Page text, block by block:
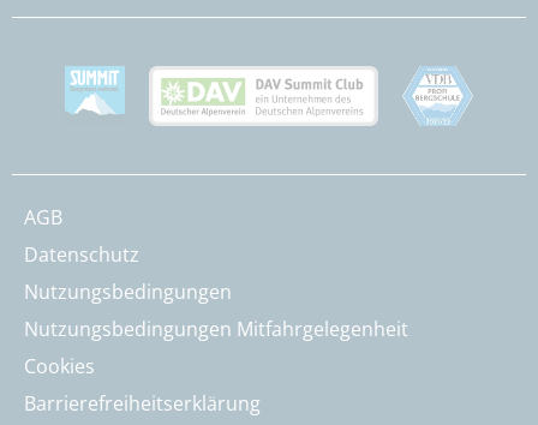
AGB
Datenschutz
Nutzungsbedingungen
Nutzungsbedingungen Mitfahrgelegenheit
Cookies
Barrierefreiheitserklärung